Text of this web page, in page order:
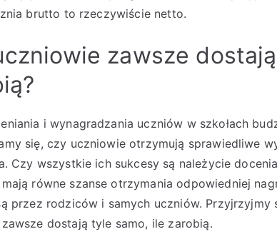
brutto to rzeczywiście netto.
zawsze
i wynagradzania uczniów w szkołach
się, czy uczniowie otrzymują sprawiedliwe
Czy wszystkie ich sukcesy są należycie
równe szanse otrzymania odpowiedniej
przez rodziców i samych uczniów.
dostają tyle samo, ile zarobią.